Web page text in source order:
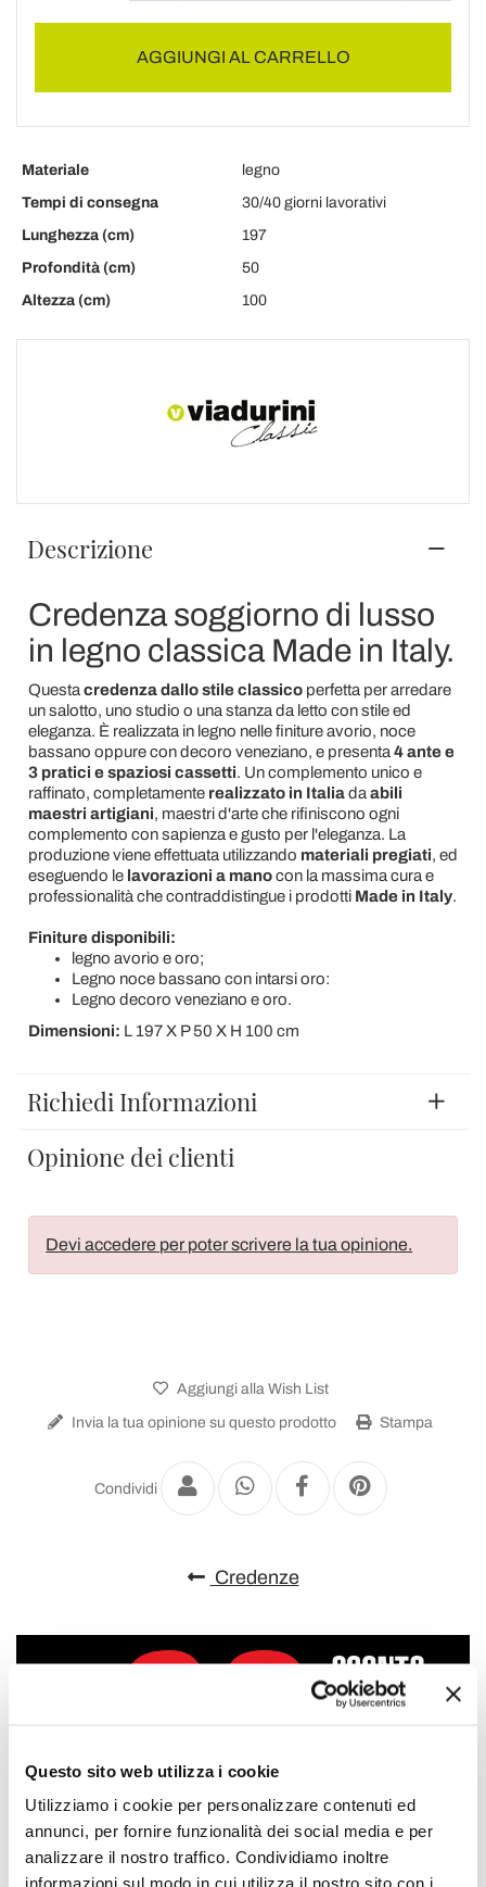
Questo sito web utilizza i cookie
Utilizziamo i cookie per personalizzare contenuti ed
annunci, per fornire funzionalità dei social media e per
analizzare il nostro traffico. Condividiamo inoltre
informazioni sul modo in cui utilizza il nostro sito con i
AGGIUNGI AL CARRELLO
Materiale
legno
Tempi di consegna
30/40 giorni lavorativi
Lunghezza (cm)
197
Profondità (cm)
50
Altezza (cm)
100
Descrizione
Credenza soggiorno di lusso
in legno classica Made in Italy.
Questa credenza dallo stile classicoperfetta per arredare
un salotto, uno studio o una stanza da letto con stile ed
eleganza. È realizzata in legno nelle finiture avorio, noce
bassano oppure con decoro veneziano, e presenta 4 ante e
3 pratici e spaziosi cassetti. Un complemento unico e
raffinato, completamente realizzato in Italiada abili
maestri artigiani, maestri d'arte che rifiniscono ogni
complemento con sapienza e gusto per l'eleganza. La
produzione viene effettuata utilizzando materiali pregiati, ed
eseguendo le lavorazioni a manocon la massima cura e
professionalità che contraddistingue i prodotti Made in Italy.
Finiture disponibili:
legno avorio e oro;
Legno noce bassano con intarsi oro:
Legno decoro veneziano e oro.
Dimensioni: L 197 X P 50 X H 100 cm
Richiedi Informazioni
Opinione dei clienti
Devi accedere per poter scrivere la tua opinione.
Aggiungi alla Wish List
Invia la tua opinione su questo prodotto Stampa
Condividi
Credenze